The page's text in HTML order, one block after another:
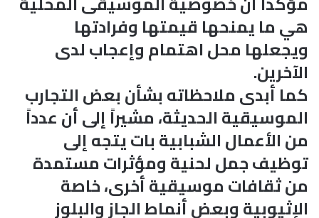
هي ما يمنحها قيمتها وفرادتها
ويجعلها محل اهتمام وإعجاب لدى
الآخرين.
كما أبدى ملاحظاته بشأن بعض التجارب
الموسيقية الحديثة، مشيراً إلى أن عدداً
من الأعمال الشبابية بات يتجه إلى
توظيف جمل لحنية ومؤثرات مستمدة
من ثقافات موسيقية أخرى، خاصة
الإثيوبية وبعض أنماط الجاز والبلوز